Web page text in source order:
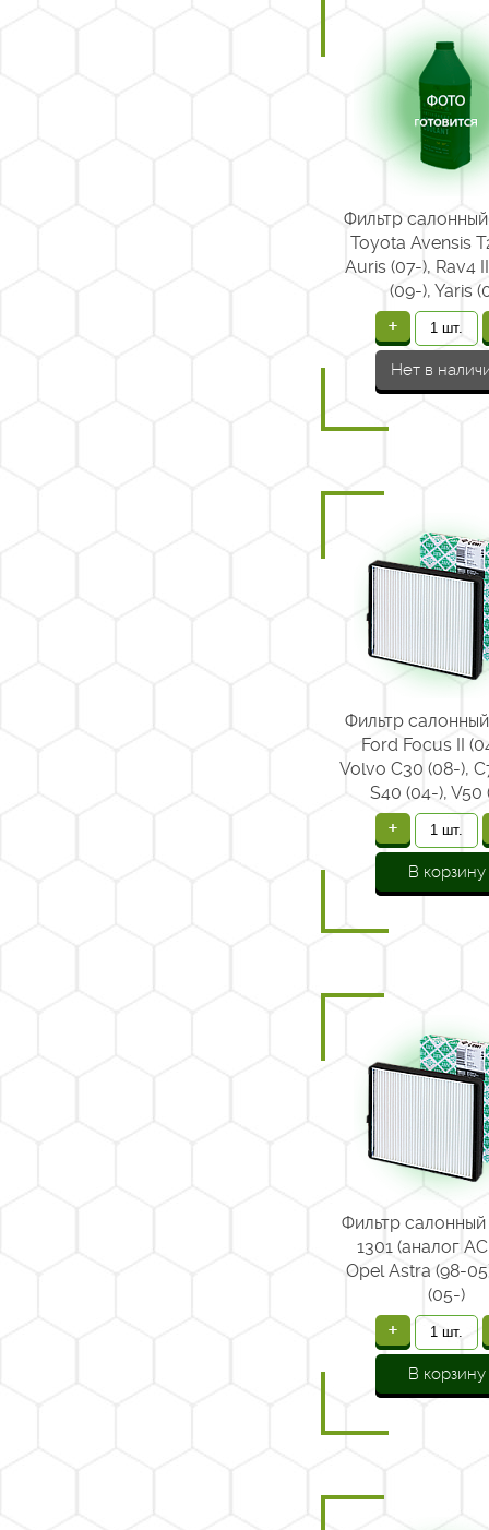
Фильтр
Toyota Avensis
Auris (07-), Rav4
(09-), Yaris
+
Нет в
Фильтр
Ford Focus II
Volvo C30 (08-),
S40 (04-), V50
+
В корзину
Фильтр
1301 (аналог
Opel Astra (98-
(05-)
+
В корзину